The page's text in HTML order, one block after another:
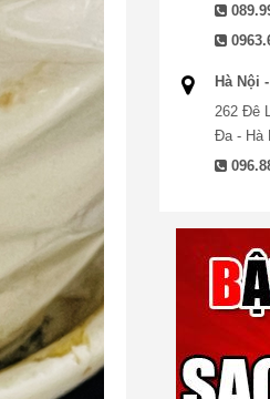
Hà Nội
262 Đê
Đa - Hà